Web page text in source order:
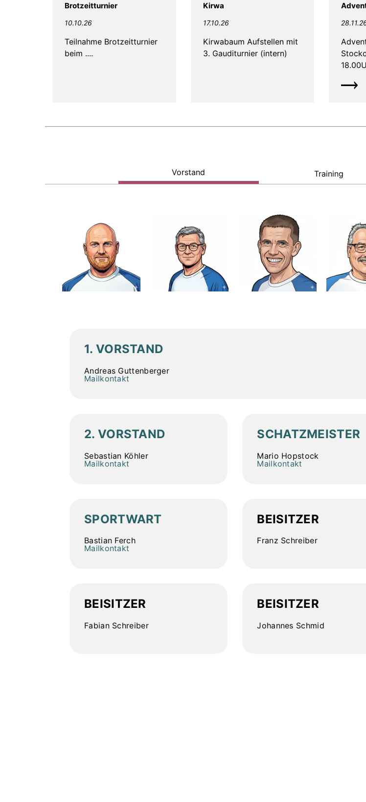
Brotzeitturnier
10.10.26
Teilnahme Brotzeitturnier
beim ....
Kirwa
17.10.26
Kirwabaum Aufstellen mit
3. Gauditurnier (intern)
Vorstand Training
1. VORSTAND
Andreas Guttenberger
Mailkontakt
2. VORSTAND
Sebastian Köhler
Mailkontakt
SCHATZMEISTER
Mario Hopstock
Mailkontakt
SPORTWART
Bastian Ferch
Mailkontakt
BEISITZER
Franz Schreiber
BEISITZER
Fabian Schreiber
BEISITZER
Johannes Schmid